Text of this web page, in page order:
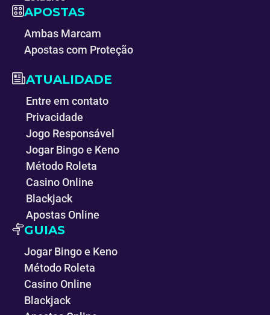
APOSTAS
Ambas Marcam
Apostas com Proteção
ATUALIDADE
Entre em contato
Privacidade
Jogo Responsável
Jogar Bingo e Keno
Método Roleta
Casino Online
Blackjack
Apostas Online
GUIAS
Jogar Bingo e Keno
Método Roleta
Casino Online
Blackjack